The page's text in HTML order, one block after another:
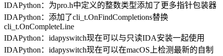
IDAPython：为pro.h中定义的整数类型添加了更多指针包装器
IDAPython：添加了cli_t.OnFindCompletions替换
cli_t.OnCompleteLine
IDAPython：idapyswitch现在可以与只读IDA安装一起使用
IDAPython：idapyswitch现在可以在macOS上检测最新的自制